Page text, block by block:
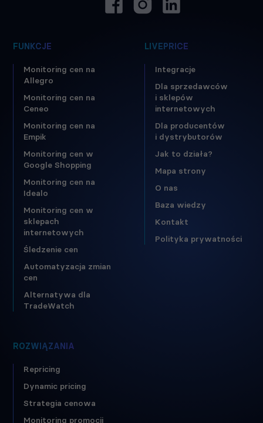
FUNKCJE
Monitoring cen na
Allegro
Monitoring cen na
Ceneo
Monitoring cen na
Empik
Monitoring cen w
Google Shopping
Monitoring cen na
Idealo
Monitoring cen w
sklepach
internetowych
Śledzenie cen
Automatyzacja zmian
cen
Alternatywa dla
TradeWatch
LIVEPRICE
Integracje
Dla sprzedawców
i sklepów
internetowych
Dla producentów
i dystrybutorów
Jak to działa?
Mapa strony
O nas
Baza wiedzy
Kontakt
Polityka prywatności
ROZWIĄZANIA
Repricing
Dynamic pricing
Strategia cenowa
Monitoring promocji